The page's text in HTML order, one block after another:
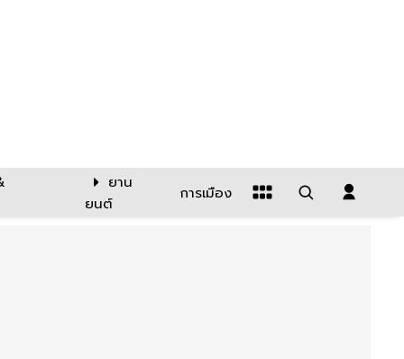
ยาน
ยนต์
การเมือง